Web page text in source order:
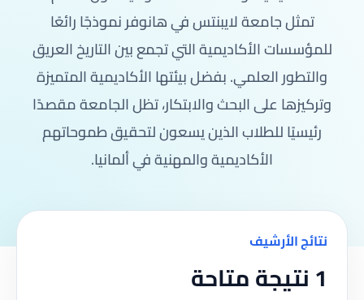
تمثل جامعة لايبنتس في هانوفر نموذجًا رائعًا
للمؤسسات الأكاديمية التي تجمع بين التاريخ العريق
والتطور العلمي. بفضل بيئتها الأكاديمية المتميزة
وتركيزها على البحث والابتكار، تظل الجامعة مقصدًا
رئيسيًا للطلاب الذين يسعون لتحقيق طموحاتهم
الأكاديمية والمهنية في ألمانيا.
نتائج الأرشيف
1 نتيجة متاحة